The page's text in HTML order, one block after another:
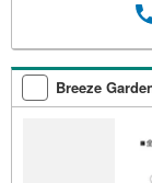
くりを
━坂戸市
安全の
べたくな
コーまで
Breeze